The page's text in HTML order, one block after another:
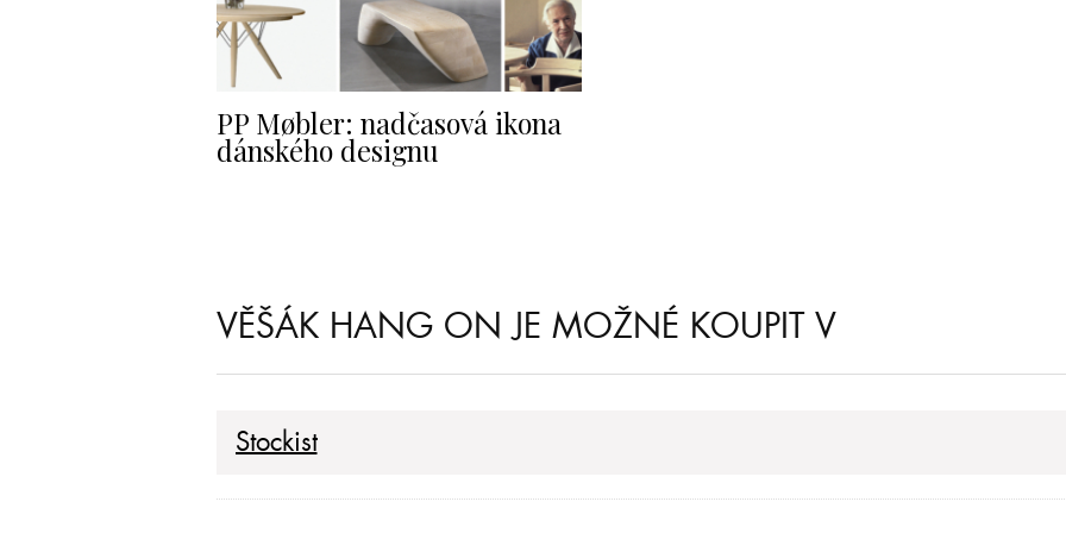
PP Møbler: nadčasová ikona
dánského designu
VĚŠÁK HANG ON JE MOŽNÉ KOUPIT V
Stockist